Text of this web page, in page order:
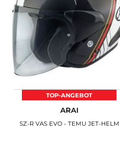
TOP-ANGEBOT
ARAI
SZ-R VAS EVO - TEMU JET-HELM